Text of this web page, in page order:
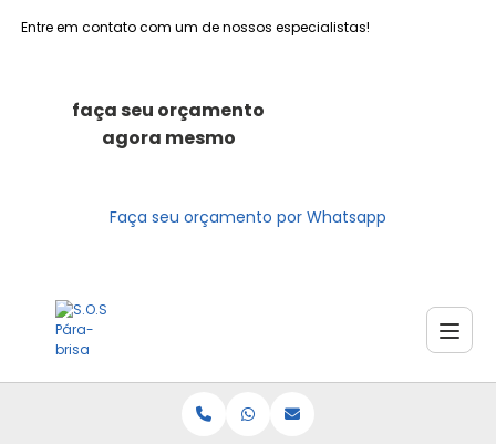
Entre em contato com um de nossos especialistas!
faça seu orçamento
agora mesmo
Faça seu orçamento por Whatsapp